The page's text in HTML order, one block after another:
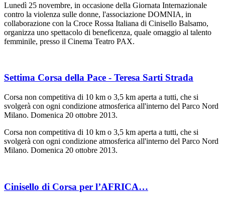
Lunedì 25 novembre, in occasione della Giornata Internazionale
contro la violenza sulle donne, l'associazione DOMNIA, in
collaborazione con la Croce Rossa Italiana di Cinisello Balsamo,
organizza uno spettacolo di beneficenza, quale omaggio al talento
femminile, presso il Cinema Teatro PAX.
Settima Corsa della Pace - Teresa Sarti Strada
Corsa non competitiva di 10 km o 3,5 km aperta a tutti, che si
svolgerà con ogni condizione atmosferica all'interno del Parco Nord
Milano. Domenica 20 ottobre 2013.
Corsa non competitiva di 10 km o 3,5 km aperta a tutti, che si
svolgerà con ogni condizione atmosferica all'interno del Parco Nord
Milano. Domenica 20 ottobre 2013.
Cinisello di Corsa per l’AFRICA…